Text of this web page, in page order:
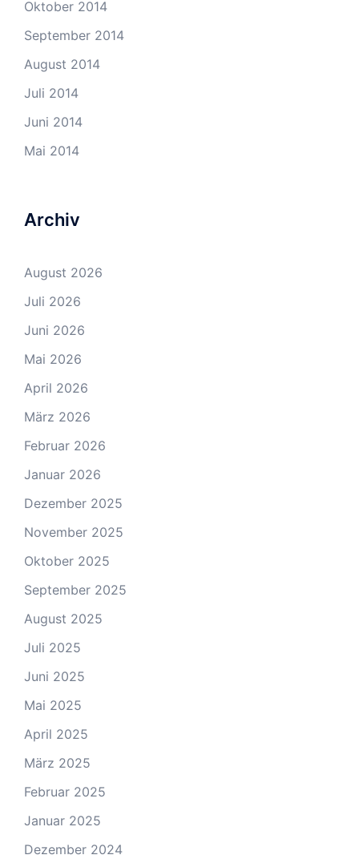
Oktober 2014
September 2014
August 2014
Juli 2014
Juni 2014
Mai 2014
Archiv
August 2026
Juli 2026
Juni 2026
Mai 2026
April 2026
März 2026
Februar 2026
Januar 2026
Dezember 2025
November 2025
Oktober 2025
September 2025
August 2025
Juli 2025
Juni 2025
Mai 2025
April 2025
März 2025
Februar 2025
Januar 2025
Dezember 2024